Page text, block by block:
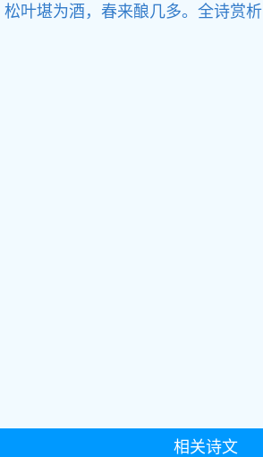
松叶堪为酒，春来酿几多。 全诗赏析
相关诗文